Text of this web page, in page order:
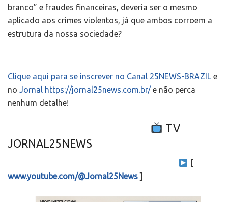
branco” e fraudes financeiras, deveria ser o mesmo
aplicado aos crimes violentos, já que ambos corroem a
estrutura da nossa sociedade?
Clique aqui para se inscrever no Canal 25NEWS-BRAZIL e
no Jornal https://jornal25news.com.br/e não perca
nenhum detalhe!
TV
JORNAL25NEWS
[
www.youtube.com/@Jornal25News ]